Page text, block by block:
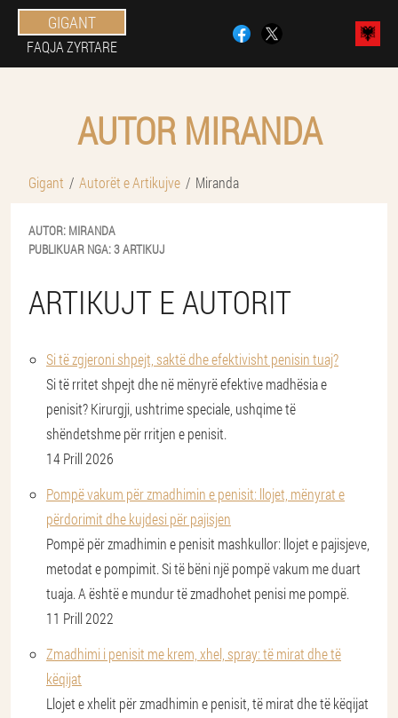
GIGANT
FAQJA ZYRTARE
AUTOR MIRANDA
Gigant Autorët e Artikujve Miranda
AUTOR: MIRANDA
PUBLIKUAR NGA:3 ARTIKUJ
ARTIKUJT E AUTORIT
Si të zgjeroni shpejt, saktë dhe efektivisht penisin tuaj?
Si të rritet shpejt dhe në mënyrë efektive madhësia e
penisit? Kirurgji, ushtrime speciale, ushqime të
shëndetshme për rritjen e penisit.
14 Prill 2026
Pompë vakum për zmadhimin e penisit: llojet, mënyrat e
përdorimit dhe kujdesi për pajisjen
Pompë për zmadhimin e penisit mashkullor: llojet e pajisjeve,
metodat e pompimit. Si të bëni një pompë vakum me duart
tuaja. A është e mundur të zmadhohet penisi me pompë.
11 Prill 2022
Zmadhimi i penisit me krem, xhel, spray: të mirat dhe të
këqijat
Llojet e xhelit për zmadhimin e penisit, të mirat dhe të këqijat